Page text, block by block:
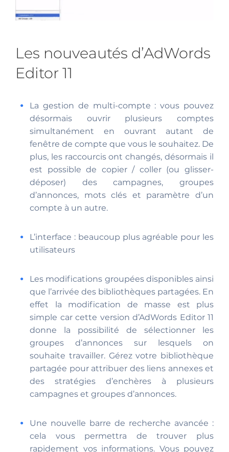
Les nouveautés d’AdWords
Editor 11
La gestion de multi-compte : vous pouvez
désormais ouvrir plusieurs comptes
simultanément en ouvrant autant de
fenêtre de compte que vous le souhaitez. De
plus, les raccourcis ont changés, désormais il
est possible de copier / coller (ou glisser-
déposer) des campagnes, groupes
d’annonces, mots clés et paramètre d’un
compte à un autre.
L’interface : beaucoup plus agréable pour les
utilisateurs
Les modifications groupées disponibles ainsi
que l’arrivée des bibliothèques partagées. En
effet la modification de masse est plus
simple car cette version d’AdWords Editor 11
donne la possibilité de sélectionner les
groupes d’annonces sur lesquels on
souhaite travailler. Gérez votre bibliothèque
partagée pour attribuer des liens annexes et
des stratégies d’enchères à plusieurs
campagnes et groupes d’annonces.
Une nouvelle barre de recherche avancée :
cela vous permettra de trouver plus
rapidement vos informations. Vous pouvez